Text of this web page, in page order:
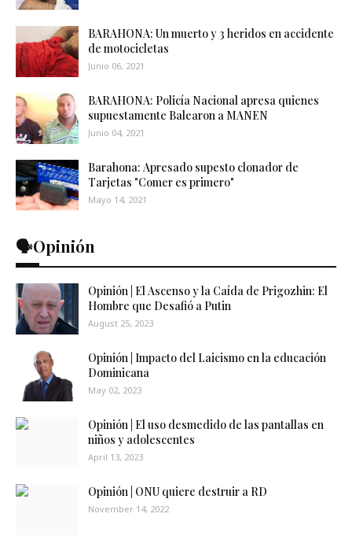
BARAHONA: Un muerto y 3 heridos en accidente
de motocicletas
Junio 06, 2021
BARAHONA: Policía Nacional apresa quienes
supuestamente Balearon a MANEN
Junio 04, 2021
Barahona: Apresado supesto clonador de
Tarjetas "Comer es primero"
Mayo 14, 2021
🗣️Opinión
Opinión | El Ascenso y la Caída de Prigozhin: El
Hombre que Desafió a Putin
August 25, 2023
Opinión | Impacto del Laicismo en la educación
Dominicana
May 02, 2023
Opinión | El uso desmedido de las pantallas en
niños y adolescentes
April 13, 2023
Opinión | ONU quiere destruir a RD
November 14, 2022